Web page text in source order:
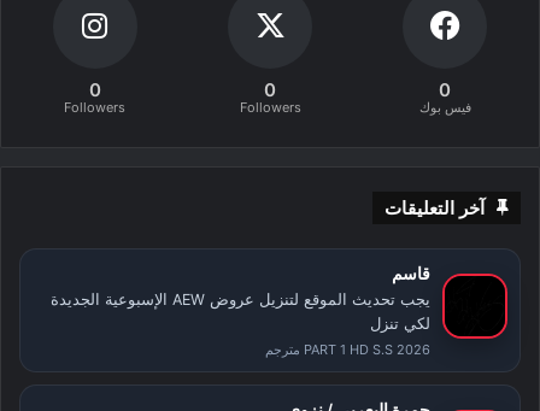
0
فيس بوك
0
Followers
0
Followers
آخر التعليقات
قاسم
يجب تحديث الموقع لتنزيل عروض AEW الإسبوعية الجديدة
لكي تنزل
PART 1 HD S.S 2026 مترجم